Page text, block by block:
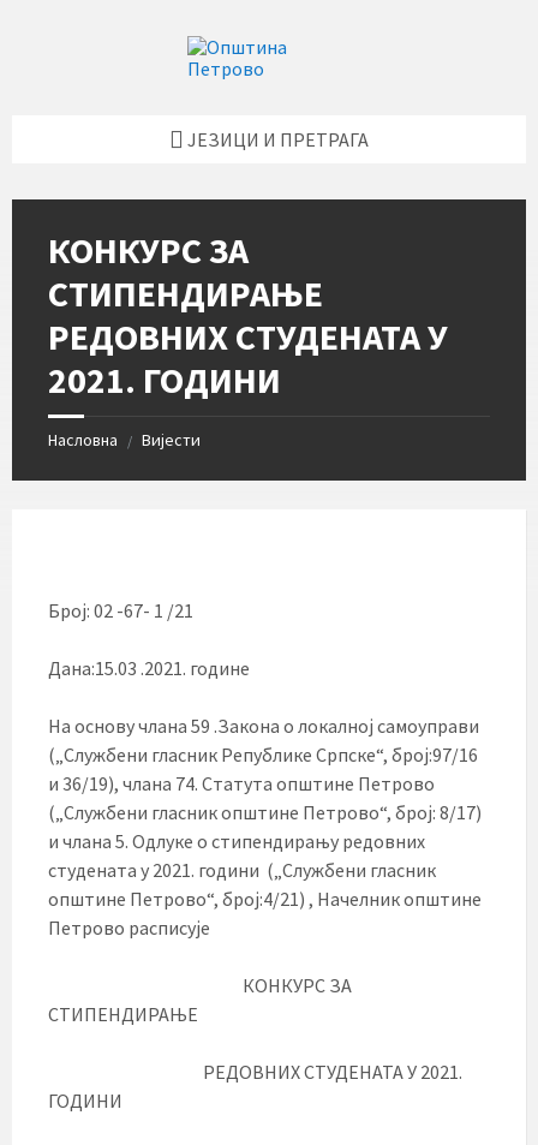
ЈЕЗИЦИ И ПРЕТРАГА
КОНКУРС ЗА
СТИПЕНДИРАЊЕ
РЕДОВНИХ СТУДЕНАТА У
2021. ГОДИНИ
Насловна / Вијести
Број: 02 -67- 1 /21
Дана:15.03 .2021. године
На основу члана 59 .Закона о локалној самоуправи
(„Службени гласник Републике Српске“, број:97/16
и 36/19), члана 74. Статута општине Петрово
(„Службени гласник општине Петрово“, број: 8/17)
и члана 5. Одлуке о стипендирању редовних
студената у 2021. години („Службени гласник
општине Петрово“, број:4/21) , Начелник општине
Петрово расписује
КОНКУРС ЗА
СТИПЕНДИРАЊЕ
РЕДОВНИХ СТУДЕНАТА У 2021.
ГОДИНИ